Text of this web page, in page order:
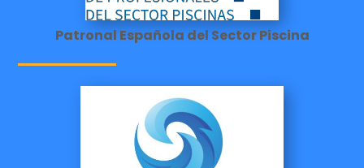
Patronal Española del Sector Piscina